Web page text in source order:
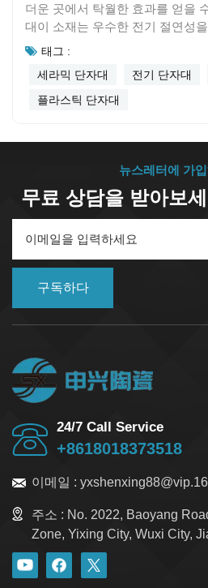
더운 곳에서 탁월한 효과를 얻을
대이 소재는 우수한 전기 절연성
하고 견고한 연결을 보장합니다.
틱을 선택하세요. 플라스틱은 안
며, 세라믹보다 가격이 저렴합니다. 터미널 블록 기본
서도 유용하게 사용할 수 있습니
선을 쉽게 연결, 분기 또는 분리할
거나 납땜할 필요가 없습니다. 많
대를 사용하며, 연결부를 단단하
워질 가능성을 줄여줍니다. 다음
과 유용성을 보여줍니다. 기능/이점 설명 연결 및 배전 전선
배선 구성 배선을 깔끔하게 정리하고, 어수선함을 줄이며,
문제 해결에 도움을 주세요. 절연 및 안전 실수로 만지는 것
을 방지하고 더 안전하게 만드세요. 모듈식 확장 배선을
이 흔들릴 때에도 흔들리지 말고
관계가 끊어지지 않습니다. 높은 전류 용량 대량의 전기를
다루는 작업에 적합하며, 전력 시스템
방지하십시오. 향상된 공기 흐름 및 열 방출 깔끔하게 정리
된 전선은 캐비닛 내부의 공기 순
선택하는 것은 매우 중요합니다.
에 직접적인 영향을 미치기 때문
라믹과 플라스틱이 있으며, 각각
습니다. 세라믹 블록 고온을 견딜
플라스틱 블록은 일반적인 작업에
니다. 간단한 비교를 해보겠습니다. 특징 세라믹 단자대 표
태그 :
세라믹 단자대
전기 단자대
플라스틱 단자대
뉴스레터에 가
무료 상담을 받아보
구독하다
24/7 Call Service
+8618018373518
이메일 :
주소 : No. 2022, Baoyang
Zone, Yixing City, Wuxi City,